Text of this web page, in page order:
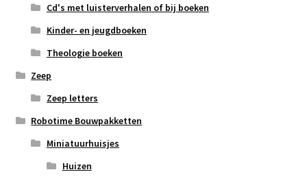
Cd's met luisterverhalen of bij boeken
Kinder- en jeugdboeken
Theologie boeken
Zeep
Zeep letters
Robotime Bouwpakketten
Miniatuurhuisjes
Huizen